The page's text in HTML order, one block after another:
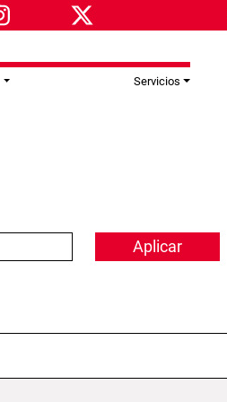
Servicios